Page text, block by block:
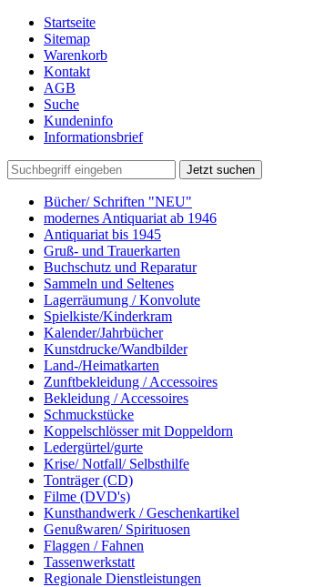
Startseite
Sitemap
Warenkorb
Kontakt
AGB
Suche
Kundeninfo
Informationsbrief
Jetzt suchen
Bücher/ Schriften "NEU"
modernes Antiquariat ab 1946
Antiquariat bis 1945
Gruß- und Trauerkarten
Buchschutz und Reparatur
Sammeln und Seltenes
Lagerräumung / Konvolute
Spielkiste/Kinderkram
Kalender/Jahrbücher
Kunstdrucke/Wandbilder
Land-/Heimatkarten
Zunftbekleidung / Accessoires
Bekleidung / Accessoires
Schmuckstücke
Koppelschlösser mit Doppeldorn
Ledergürtel/gurte
Krise/ Notfall/ Selbsthilfe
Tonträger (CD)
Filme (DVD's)
Kunsthandwerk / Geschenkartikel
Genußwaren/ Spirituosen
Flaggen / Fahnen
Tassenwerkstatt
Regionale Dienstleistungen